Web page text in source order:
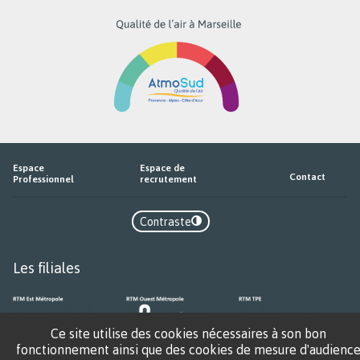
Espace
Professionnel
Espace de
recrutement
Contact
ContrasteContraste
Les filiales
Ce site utilise des cookies nécessaires à son bon
fonctionnement ainsi que des cookies de mesure d'audience